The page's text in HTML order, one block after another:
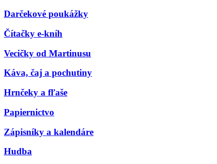
Darčekové poukážky
Čítačky e-kníh
Vecičky od Martinusu
Káva, čaj a pochutiny
Hrnčeky a fľaše
Papiernictvo
Zápisníky a kalendáre
Hudba